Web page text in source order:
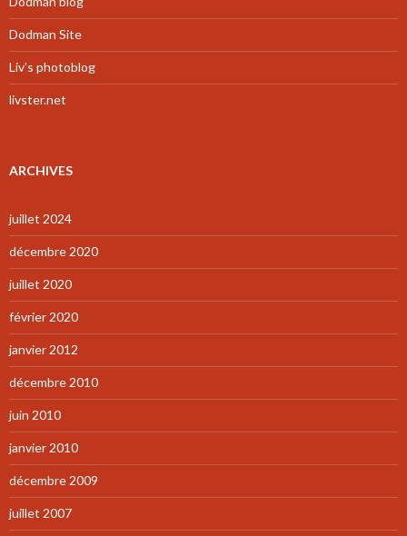
Dodman Site
Liv's photoblog
livster.net
ARCHIVES
juillet 2024
décembre 2020
juillet 2020
février 2020
janvier 2012
décembre 2010
juin 2010
janvier 2010
décembre 2009
juillet 2007